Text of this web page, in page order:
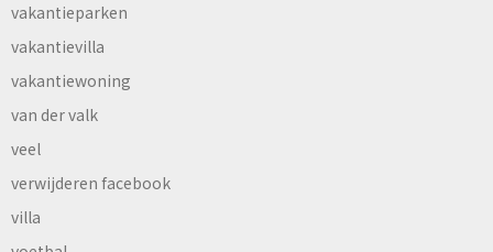
vakantieparken
vakantievilla
vakantiewoning
van der valk
veel
verwijderen facebook
villa